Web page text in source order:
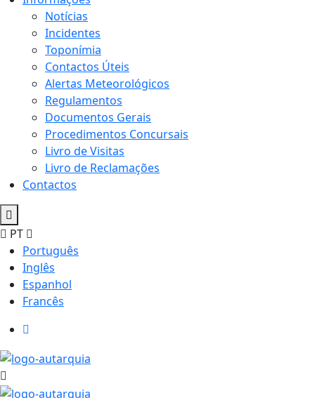
Notícias
Incidentes
Toponímia
Contactos Úteis
Alertas Meteorológicos
Regulamentos
Documentos Gerais
Procedimentos Concursais
Livro de Visitas
Livro de Reclamações
Contactos
PT
Português
Inglês
Espanhol
Francês